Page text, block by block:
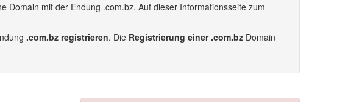
Domain mit der Endung .com.bz. Auf dieser Informationsseite zum
.com.bz registrieren. Die Registrierung einer .com.bz Domain